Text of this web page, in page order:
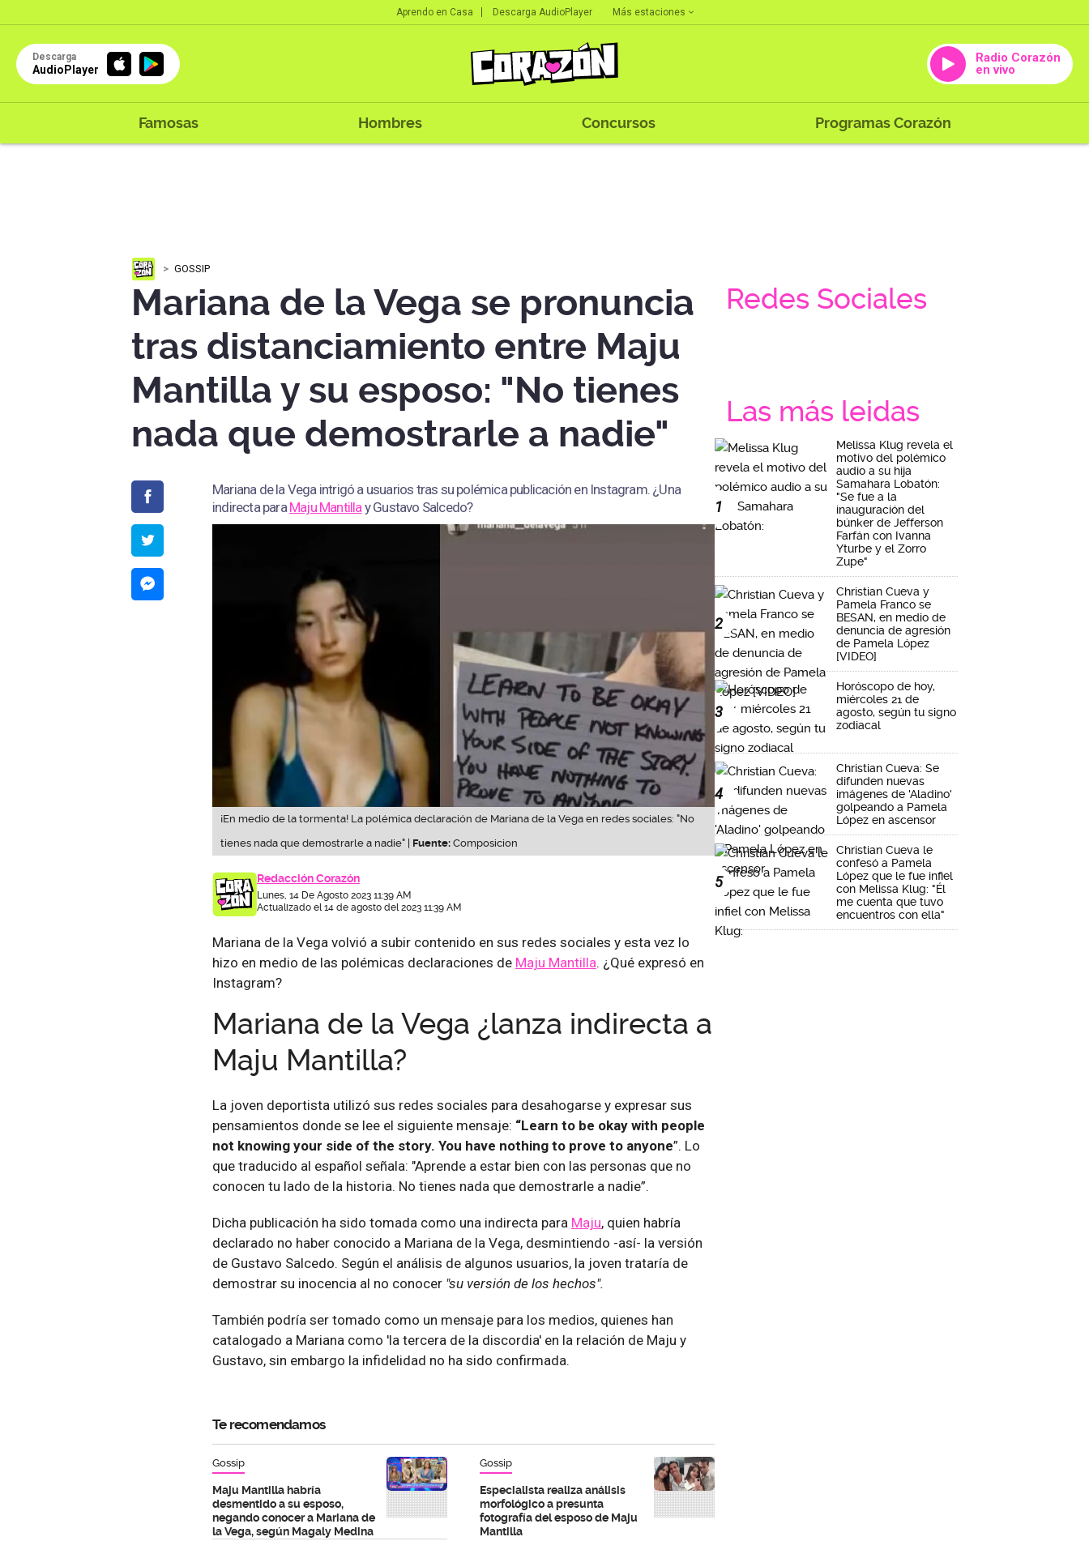
Aprendo en Casa Descarga AudioPlayer Más estaciones
Descarga
AudioPlayer
Radio Corazón
en vivo
Famosas Hombres Concursos Programas Corazón
GOSSIP
Mariana de la Vega se pronuncia
tras distanciamiento entre Maju
Mantilla y su esposo: "No tienes
nada que demostrarle a nadie"
Mariana de la Vega intrigó a usuarios tras su polémica publicación en Instagram. ¿Una
indirecta para Maju Mantilla y Gustavo Salcedo?
¡En medio de la tormenta! La polémica declaración de Mariana de la Vega en redes sociales: "No
tienes nada que demostrarle a nadie" | Fuente: Composicion
Redacción Corazón
Lunes, 14 De Agosto 2023 11:39 AM
Actualizado el 14 de agosto del 2023 11:39 AM
Mariana de la Vega volvió a subir contenido en sus redes sociales y esta vez lo
hizo en medio de las polémicas declaraciones de Maju Mantilla. ¿Qué expresó en
Instagram?
Mariana de la Vega ¿lanza indirecta a
Maju Mantilla?
La joven deportista utilizó sus redes sociales para desahogarse y expresar sus
pensamientos donde se lee el siguiente mensaje: “Learn to be okay with people
not knowing your side of the story. You have nothing to prove to anyone”. Lo
que traducido al español señala: "Aprende a estar bien con las personas que no
conocen tu lado de la historia. No tienes nada que demostrarle a nadie”.
Dicha publicación ha sido tomada como una indirecta para Maju, quien habría
declarado no haber conocido a Mariana de la Vega, desmintiendo -así- la versión
de Gustavo Salcedo. Según el análisis de algunos usuarios, la joven trataría de
demostrar su inocencia al no conocer "su versión de los hechos".
También podría ser tomado como un mensaje para los medios, quienes han
catalogado a Mariana como 'la tercera de la discordia' en la relación de Maju y
Gustavo, sin embargo la infidelidad no ha sido confirmada.
Te recomendamos
Gossip
Maju Mantilla habría
desmentido a su esposo,
negando conocer a Mariana de
la Vega, según Magaly Medina
Gossip
Especialista realiza análisis
morfológico a presunta
fotografía del esposo de Maju
Mantilla
Redes Sociales
Las más leidas
1
Melissa Klug revela el
motivo del polémico
audio a su hija
Samahara Lobatón:
"Se fue a la
inauguración del
búnker de Jefferson
Farfán con Ivanna
Yturbe y el Zorro
Zupe"
2
Christian Cueva y
Pamela Franco se
BESAN, en medio de
denuncia de agresión
de Pamela López
[VIDEO]
3
Horóscopo de hoy,
miércoles 21 de
agosto, según tu signo
zodiacal
4
Christian Cueva: Se
difunden nuevas
imágenes de 'Aladino'
golpeando a Pamela
López en ascensor
5
Christian Cueva le
confesó a Pamela
López que le fue infiel
con Melissa Klug: "Él
me cuenta que tuvo
encuentros con ella"